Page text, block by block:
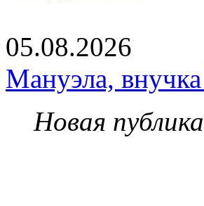
05.08.2026
Мануэла,
Новая